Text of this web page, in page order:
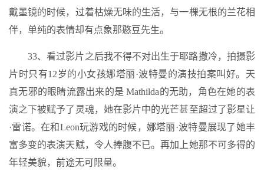
戴墨镜的时候，过着枯燥无味的生活，与一棵无根的兰花相
伴，单纯的表情却有点象那憨豆先生。
33、看过影片之后我不得不对出生于耶路撒冷，拍摄影
片时只有12岁的小女孩娜塔丽·波特曼的演技拍案叫好。天
真无邪的眼睛流露出来的是 Mathilda的无助，角色在她的表
演之下被赋予了灵魂，她在影片中的光芒甚至超过了影星让
·雷诺。在和Leon玩游戏的时候，娜塔丽·波特曼展现了她丰
富多变的表演天赋，令人捧腹不已。再加上她那不可多得的
年轻美貌，前途无可限量。